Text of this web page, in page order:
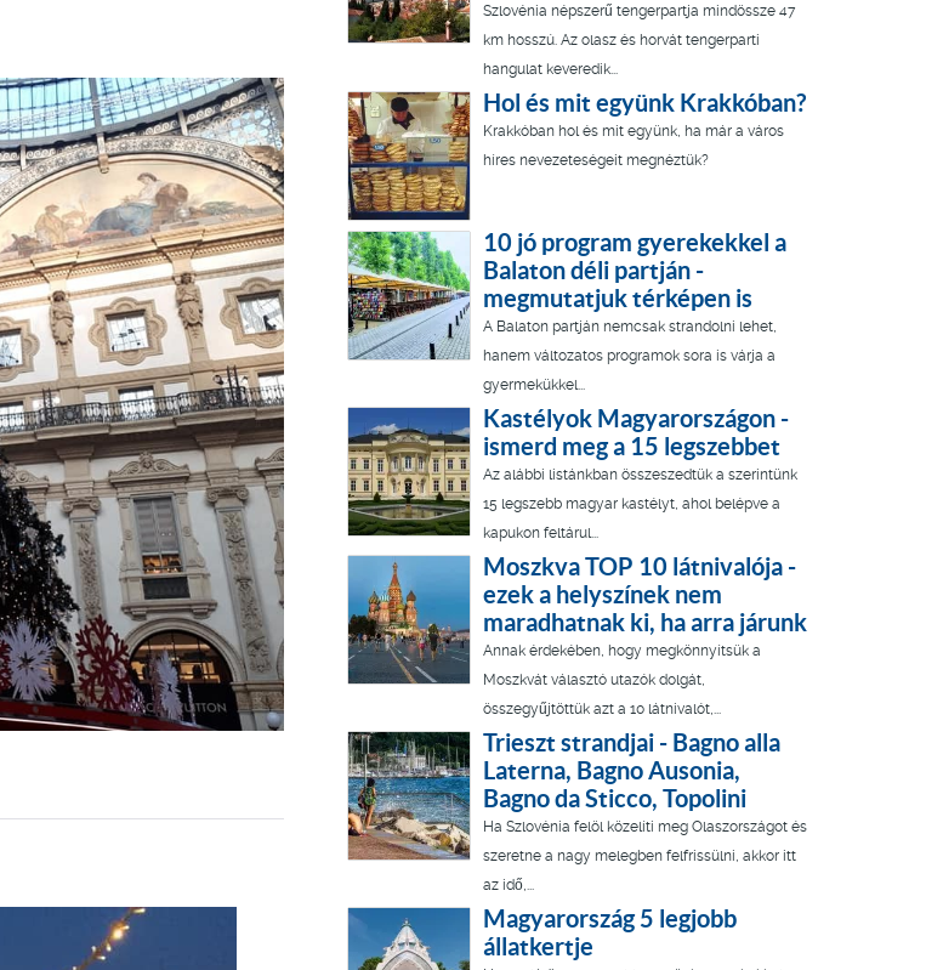
Szlovénia népszerű tengerpartja mindössze 47
km hosszú. Az olasz és horvát tengerparti
hangulat keveredik...
Hol és mit együnk Krakkóban?
Krakkóban hol és mit együnk, ha már a város
híres nevezeteségeit megnéztük?
10 jó program gyerekekkel a
Balaton déli partján -
megmutatjuk térképen is
A Balaton partján nemcsak strandolni lehet,
hanem változatos programok sora is várja a
gyermekükkel...
Kastélyok Magyarországon -
ismerd meg a 15 legszebbet
Az alábbi listánkban összeszedtük a szerintünk
15 legszebb magyar kastélyt, ahol belépve a
kapukon feltárul...
Moszkva TOP 10 látnivalója -
ezek a helyszínek nem
maradhatnak ki, ha arra járunk
Annak érdekében, hogy megkönnyítsük a
Moszkvát választó utazók dolgát,
összegyűjtöttük azt a 10 látnivalót,...
Trieszt strandjai - Bagno alla
Laterna, Bagno Ausonia,
Bagno da Sticco, Topolini
Ha Szlovénia felöl közelíti meg Olaszországot és
szeretne a nagy melegben felfrissülni, akkor itt
az idő,...
Magyarország 5 legjobb
állatkertje